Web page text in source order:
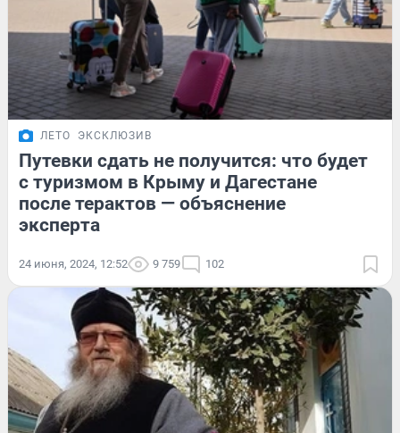
ЛЕТО ЭКСКЛЮЗИВ
Путевки сдать не получится: что будет
с туризмом в Крыму и Дагестане
после терактов — объяснение
эксперта
24 июня, 2024, 12:52 9 759 102